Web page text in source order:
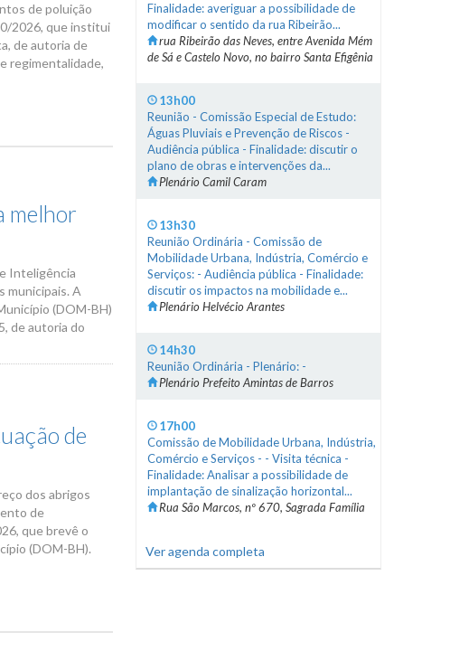
de poluição
2026, que institui
de autoria de
regimentalidade,
melhor
Inteligência
municipais. A
(DOM-BH)
de autoria do
de
dos abrigos
de
que brevê o
(DOM-BH).
Finalidade: averiguar a possibilidade de
modificar o sentido da rua Ribeirão...
rua Ribeirão das Neves, entre Avenida Mém
de Sá e Castelo Novo, no bairro Santa Efigênia
13h00
Reunião - Comissão Especial de Estudo:
Águas Pluviais e Prevenção de Riscos -
Audiência pública - Finalidade: discutir o
plano de obras e intervenções da...
Plenário Camil Caram
13h30
Reunião Ordinária - Comissão de
Mobilidade Urbana, Indústria, Comércio e
Serviços: - Audiência pública - Finalidade:
discutir os impactos na mobilidade e...
Plenário Helvécio Arantes
14h30
Reunião Ordinária - Plenário: -
Plenário Prefeito Amintas de Barros
17h00
Comissão de Mobilidade Urbana, Indústria,
Comércio e Serviços - - Visita técnica -
Finalidade: Analisar a possibilidade de
implantação de sinalização horizontal...
Rua São Marcos, nº 670, Sagrada Família
Ver agenda completa